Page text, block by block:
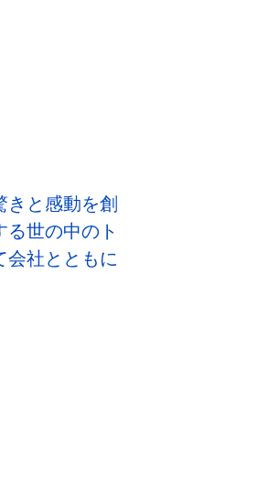
きと感動を創
世の中のト
社とともに